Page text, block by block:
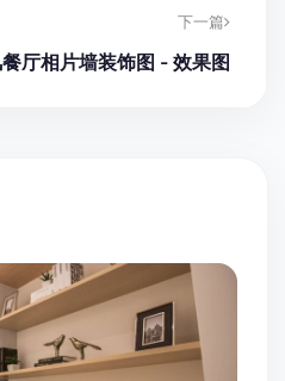
下一篇
厅相片墙装饰图 - 效果图